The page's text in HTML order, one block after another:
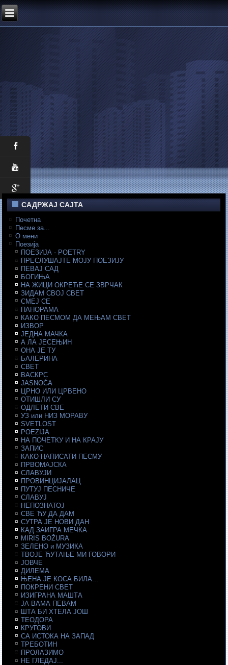
САДРЖАЈ САЈТА
Почетна
Песме за...
О мени
Поезија
ПОЕЗИЈА - POETRY
ПРЕСЛУШАЈТЕ МОЈУ ПОЕЗИЈУ
ПЕВАЈ САД
БОГИЊА
НА ЖИЦИ ОКРЕЋЕ СЕ ЗВРЧАК
ЗИДАМ СВОЈ СВЕТ
СМЕЈ СЕ
ПАНОРАМА
КАКО ПЕСМОМ ДА МЕЊАМ СВЕТ
ИЗВОР
ЈЕДНА МАЧКА
А ЛА ЈЕСЕЊИН
ОНА ЈЕ ТУ
БАЛЕРИНА
СВЕТ
ВАСКРС
JASNOĆA
ЦРНО ИЛИ ЦРВЕНО
ОТИШЛИ СУ
ОДЛЕТИ СВЕ
УЗ или НИЗ МОРАВУ
SVETLOST
POEZIJA
НА ПОЧЕТКУ И НА КРАЈУ
ЗАПИС
КАКО НАПИСАТИ ПЕСМУ
ПРВОМАЈСКА
СЛАВУЈИ
ПРОВИНЦИЈАЛАЦ
ПУТУЈ ПЕСНИЧЕ
СЛАВУЈ
НЕПОЗНАТОЈ
СВЕ ЋУ ДА ДАМ
СУТРА ЈЕ НОВИ ДАН
КАД ЗАИГРА МЕЧКА
MIRIS BOŽURA
ЗЕЛЕНО и МУЗИКА
ТВОЈЕ ЋУТАЊЕ МИ ГОВОРИ
ЈОВЧЕ
ДИЛЕМА
ЊЕНА ЈЕ КОСА БИЛА...
ПОКРЕНИ СВЕТ
ИЗИГРАНА МАШТА
ЈА ВАМА ПЕВАМ
ШТА БИ ХТЕЛА ЈОШ
ТЕОДОРА
КРУГОВИ
СА ИСТОКА НА ЗАПАД
ТРЕБОТИН
ПРОЛАЗИМО
НЕ ГЛЕДАЈ...